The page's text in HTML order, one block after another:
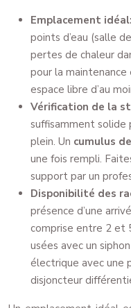
Emplacement idéal:
points d’eau (salle
pertes de chaleur
pour la
espace libre d’au
Vérification de la
suffisamment solide
plein. Un cumulus
une fois rempli.
support par un
Disponibilité des
présence d’une
comprise entre 2 et
usées avec un
électrique avec une
disjoncteur